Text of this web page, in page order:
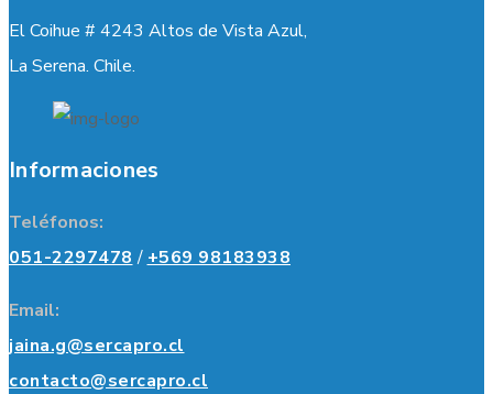
El Coihue # 4243 Altos de Vista Azul,
La Serena. Chile.
Informaciones
Teléfonos:
051-2297478 / +569 98183938
Email:
jaina.g@sercapro.cl
contacto@sercapro.cl